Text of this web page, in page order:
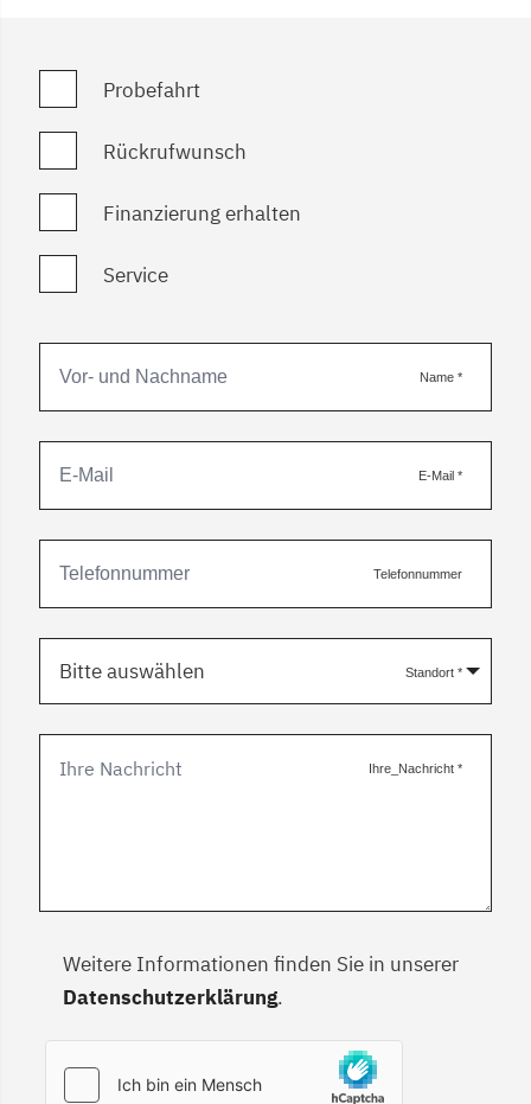
Probefahrt
Rückrufwunsch
Finanzierung erhalten
Service
Name *
E-Mail *
Telefonnummer
Standort *
Bitte auswählen
Ihre_Nachricht *
Weitere Informationen finden Sie in unserer
Datenschutzerklärung.